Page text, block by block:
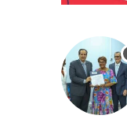
Pañitos y
MARZO 16,